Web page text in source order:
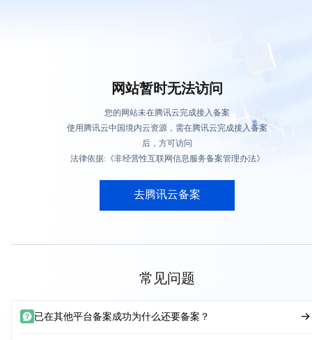
网站暂时无法访问
您的网站未在腾讯云完成接入备案
使用腾讯云中国境内云资源，需在腾讯云完成接入备案
后，方可访问
法律依据:《非经营性互联网信息服务备案管理办法》
去腾讯云备案
常见问题
已在其他平台备案成功为什么还要备案？